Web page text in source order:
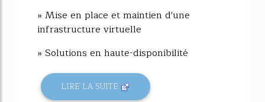
» Mise en place et maintien d'une
infrastructure virtuelle
» Solutions en haute-disponibilité
LIRE LA SUITE